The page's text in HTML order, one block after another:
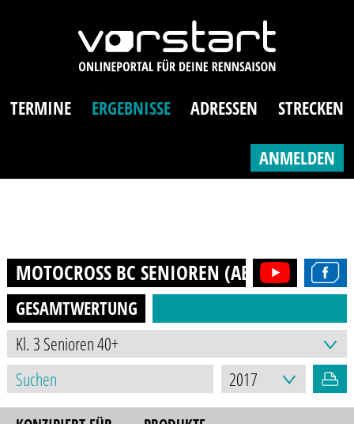
TERMINE ERGEBNISSE ADRESSEN STRECKEN
ANMELDEN
MOTOCROSS BC SENIOREN (AB 40J.) 2017
GESAMTWERTUNG